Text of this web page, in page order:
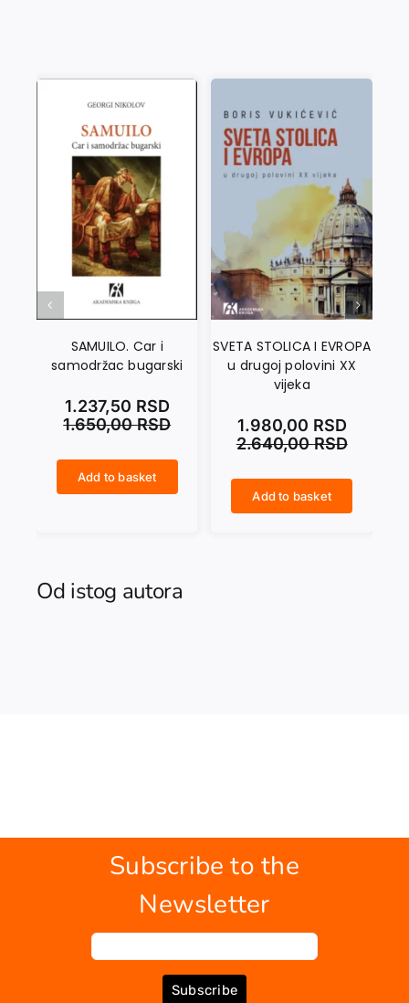
SAMUILO. Car i
samodržac bugarski
1.650,00RSD
1.237,50 RSD
Add to basket
SVETA STOLICA I EVROPA
u drugoj polovini XX
vijeka
2.640,00RSD
1.980,00 RSD
Add to basket
Od istog autora
Subscribe to the
Newsletter
Subscribe